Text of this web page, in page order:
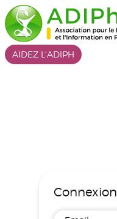
AIDEZ L'ADIPH
Connexion